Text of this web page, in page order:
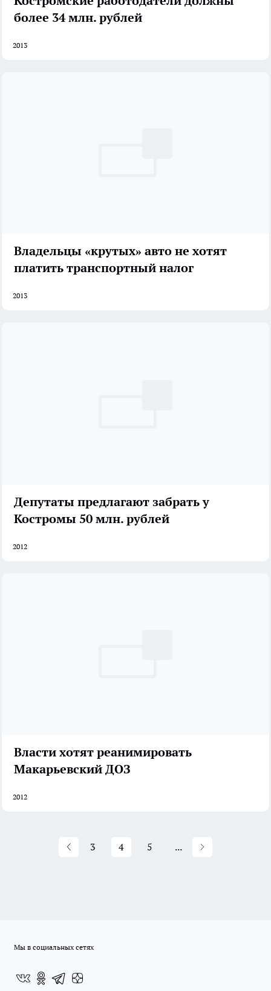
более 34 млн. рублей
2013
Владельцы «крутых» авто не хотят
платить транспортный налог
2013
Депутаты предлагают забрать у
Костромы 50 млн. рублей
2012
Власти хотят реанимировать
Макарьевский ДОЗ
2012
3 4 5 ...
Мы в социальных сетях